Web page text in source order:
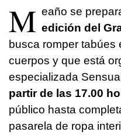
M eaño se
edición del
busca romper tabúes
cuerpos y que está
especializada
partir de las 17.00
público hasta
pasarela de ropa